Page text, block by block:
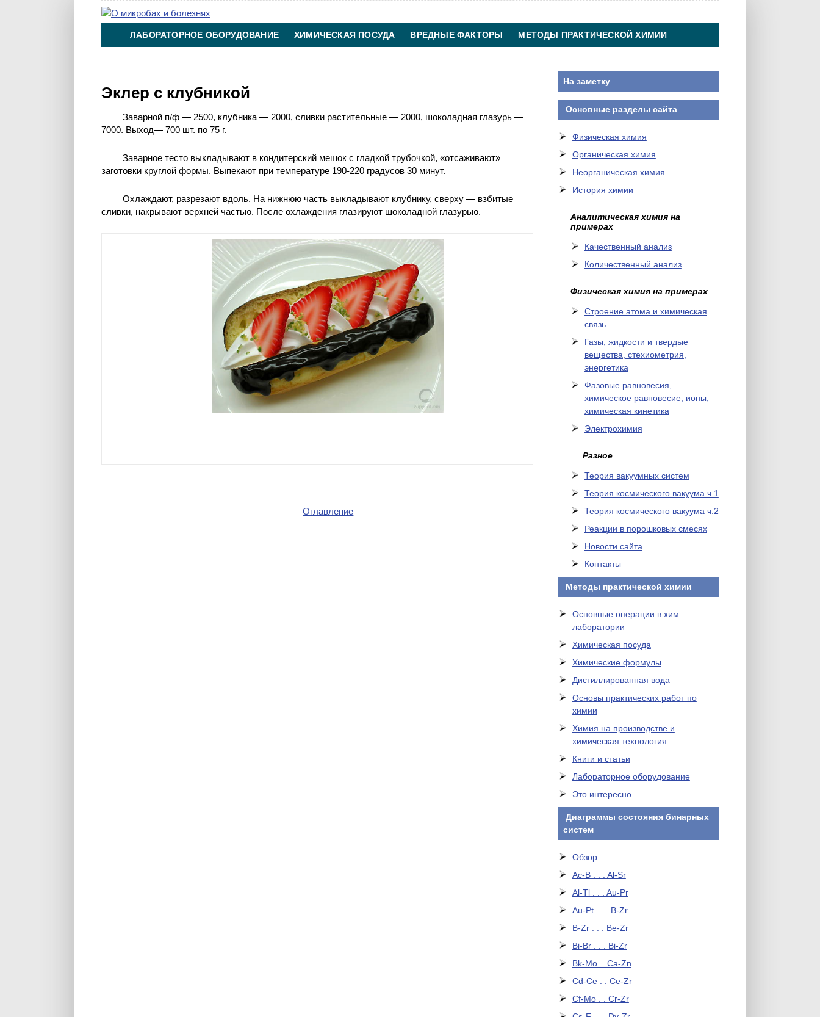
ЛАБОРАТОРНОЕ ОБОРУДОВАНИЕ ХИМИЧЕСКАЯ ПОСУДА ВРЕДНЫЕ ФАКТОРЫ МЕТОДЫ ПРАКТИЧЕСКОЙ ХИМИИ
Эклер с клубникой
Заварной п/ф — 2500, клубника — 2000, сливки растительные — 2000, шоколадная глазурь —
7000. Выход— 700 шт. по 75 г.
Заварное тесто выкладывают в кондитерский мешок с гладкой трубочкой, «отсаживают»
заготовки круглой формы. Выпекают при температуре 190-220 градусов 30 минут.
Охлаждают, разрезают вдоль. На нижнюю часть выкладывают клубнику, сверху — взбитые
сливки, накрывают верхней частью. После охлаждения глазируют шоколадной глазурью.
Оглавление
На заметку
Основные разделы сайта
Физическая химия
Органическая химия
Неорганическая химия
История химии
Аналитическая химия на
примерах
Качественный анализ
Количественный анализ
Физическая химия на примерах
Cтроение атома и химическая
связь
Газы, жидкости и твердые
вещества, стехиометрия,
энергетика
Фазовые равновесия,
химическое равновесие, ионы,
химическая кинетика
Электрохимия
Разное
Теория вакуумных систем
Теория космического вакуума ч.1
Теория космического вакуума ч.2
Реакции в порошковых смесях
Новости сайта
Контакты
Методы практической химии
Основные операции в хим.
лаборатории
Химическая посуда
Химические формулы
Дистиллированная вода
Основы практических работ по
химии
Химия на производстве и
химическая технология
Книги и статьи
Лабораторное оборудование
Это интересно
Диаграммы состояния бинарных
систем
Обзор
Ac-B . . . Al-Sr
Al-Tl . . . Au-Pr
Au-Pt . . . B-Zr
B-Zr . . . Be-Zr
Bi-Br . . . Bi-Zr
Bk-Mo . .Ca-Zn
Cd-Ce . . Ce-Zr
Cf-Mo . . Cr-Zr